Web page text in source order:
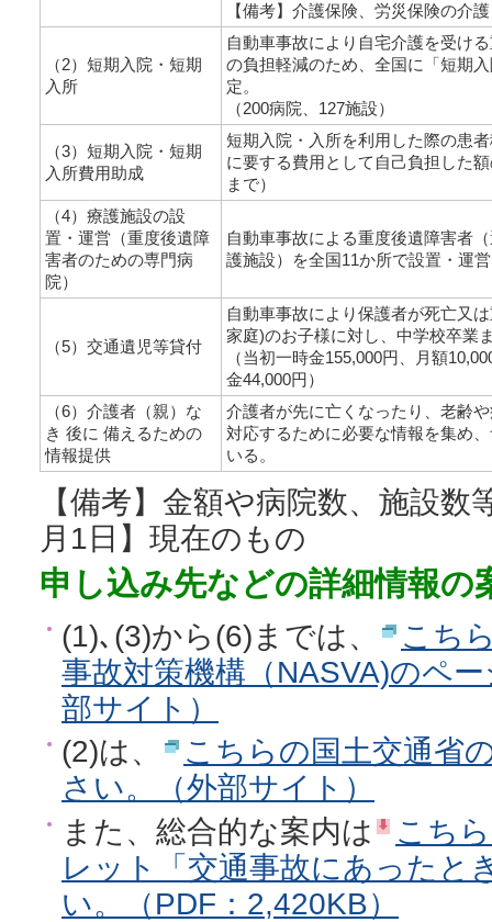
【備考】介護保険、労災保険の介
（2）短期入院・短期
入所
自動車事故により自宅介護を受け
の負担軽減のため、全国に「短期
定。
（200病院、127施設）
（3）短期入院・短期
入所費用助成
短期入院・入所を利用した際の患
に要する費用として自己負担した
まで）
（4）療護施設の設
置・運営（重度後遺障
害者のための専門病
院）
自動車事故による重度後遺障害者
護施設）を全国11か所で設置・運
（5）交通遺児等貸付
自動車事故により保護者が死亡又
家庭)のお子様に対し、中学校卒業
（当初一時金155,000円、月額
金44,000円）
（6）介護者（親）な
き 後に 備えるための
情報提供
介護者が先に亡くなったり、老齢
対応するために必要な情報を集め
いる。
【備考】金額や病院数、施設
月1日】現在のもの
申し込み先などの詳細情報の
(1)､(3)から(6)までは、
こち
事故対策機構（NASVA)のペ
部サイト）
(2)は、
こちらの国土交通省
さい。（外部サイト）
また、総合的な案内は
こち
レット「交通事故にあったと
い。（PDF：2,420KB）